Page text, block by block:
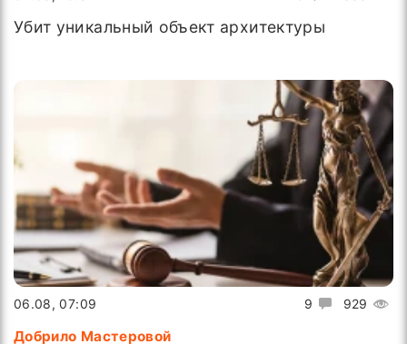
Убит уникальный объект архитектуры
9 929
06.08, 07:09
Добрило Мастеровой